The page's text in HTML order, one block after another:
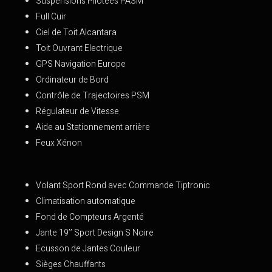
Full Cuir
Ciel de Toit Alcantara
Toit Ouvrant Electrique
GPS Navigation Europe
Ordinateur de Bord
Contrôle de Trajectoires PSM
Régulateur de Vitesse
Aide au Stationnement arrière
Feux Xénon
Volant Sport Rond avec Commande Tiptronic
Climatisation automatique
Fond de Compteurs Argenté
Jante 19’’ Sport Design S Noire
Ecusson de Jantes Couleur
Sièges Chauffants